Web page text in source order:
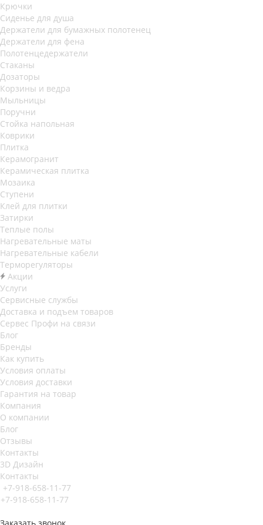
Крючки
Сиденье для душа
Держатели для бумажных полотенец
Держатели для фена
Полотенцедержатели
Стаканы
Дозаторы
Корзины и ведра
Мыльницы
Поручни
Стойка напольная
Коврики
Плитка
Керамогранит
Керамическая плитка
Мозаика
Ступени
Клей для плитки
Затирки
Теплые полы
Нагревательные маты
Нагревательные кабели
Терморегуляторы
Акции
Услуги
Сервисные службы
Доставка и подъем товаров
Сервес Профи на связи
Блог
Бренды
Как купить
Условия оплаты
Условия доставки
Гарантия на товар
Компания
О компании
Блог
Отзывы
Контакты
3D Дизайн
Контакты
+7-918-658-11-77
+7-918-658-11-77